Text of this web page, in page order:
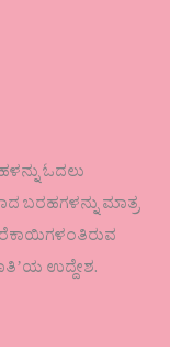
ಓದಲು
ಬರಹಗಳನ್ನು ಮಾತ್ರ
ಉದ್ದೇಶ.